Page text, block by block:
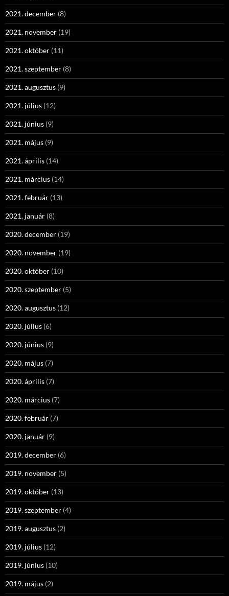
2021. december (8)
2021. november (19)
2021. október (11)
2021. szeptember (8)
2021. augusztus (9)
2021. július (12)
2021. június (9)
2021. május (9)
2021. április (14)
2021. március (14)
2021. február (13)
2021. január (8)
2020. december (19)
2020. november (19)
2020. október (10)
2020. szeptember (5)
2020. augusztus (12)
2020. július (6)
2020. június (9)
2020. május (7)
2020. április (7)
2020. március (7)
2020. február (7)
2020. január (9)
2019. december (6)
2019. november (5)
2019. október (13)
2019. szeptember (4)
2019. augusztus (2)
2019. július (12)
2019. június (10)
2019. május (2)